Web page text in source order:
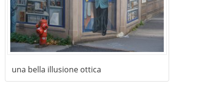
una bella illusione ottica